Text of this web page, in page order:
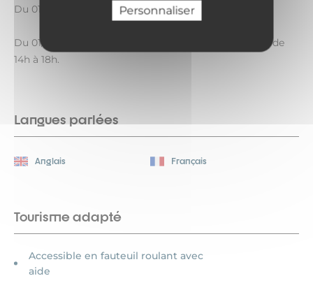
Personnaliser
Du 01/07 au 31/08/2026 tous les jours de 9h à 20h.
Du 01/09 au 14/09/2026 le mercredi et les week-ends de
14h à 18h.
Langues parlées
Anglais Français
Tourisme adapté
Accessible en fauteuil roulant avec
aide